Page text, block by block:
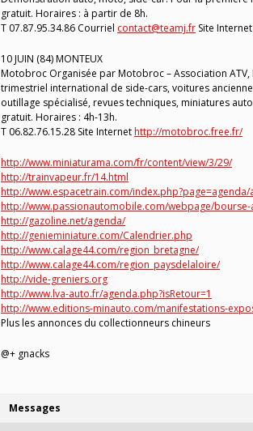
gratuit. Horaires : à partir de 8h.
T 07.87.95.34.86 Courriel contact@teamj.fr Site Internet
10 JUIN (84) MONTEUX
Motobroc Organisée par Motobroc – Association
trimestriel international de side-cars, voitures
outillage spécialisé, revues techniques, miniatures
gratuit. Horaires : 4h-13h.
T 06.82.76.15.28 Site Internethttp://motobroc.free.fr/
http://www.miniaturama.com/fr/content/view/3/29/
http://trainvapeur.fr/14.html
http://www.espacetrain.com/index.php?page=agenda/
http://www.passionautomobile.com/webpage/
http://gazoline.net/agenda/
http://genieminiature.com/Calendrier.php
http://www.calage44.com/region_bretagne/
http://www.calage44.com/region_paysdelaloire/
http://vide-greniers.org
http://www.lva-auto.fr/agenda.php?isRetour=1
http://www.editions-minauto.com/manifestations-
Plus les annonces du collectionneurs chineurs
@+ gnacks
Messages